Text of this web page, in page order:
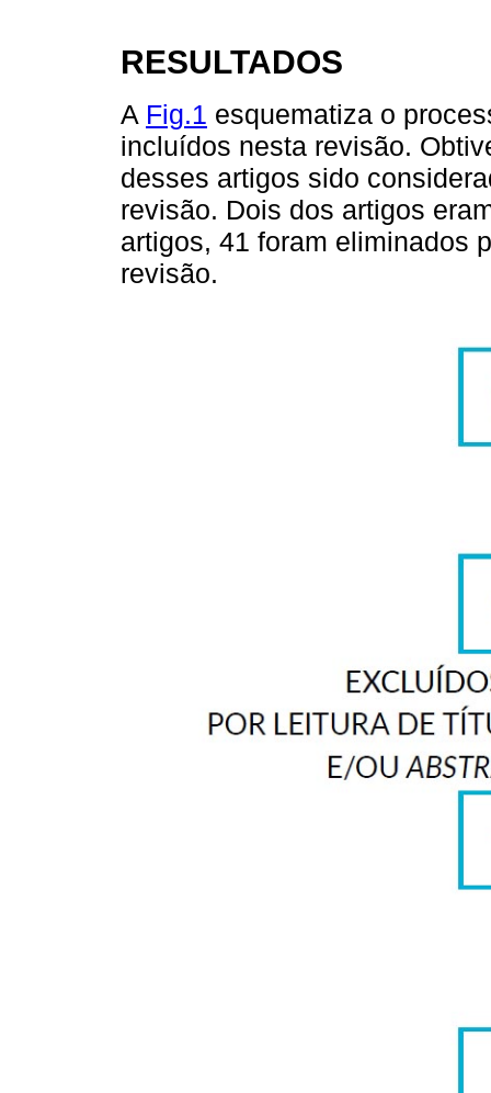
RESULTADOS
A Fig.1 esquematiza o
incluídos nesta revisão.
desses artigos sido
revisão. Dois dos artigos
artigos, 41 foram eliminados
revisão.